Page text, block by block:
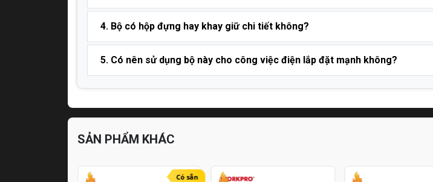
4. Bộ có hộp đựng hay khay giữ chi tiết không?
5. Có nên sử dụng bộ này cho công việc điện lắp đặt mạnh không?
SẢN PHẨM KHÁC
Có sẵn